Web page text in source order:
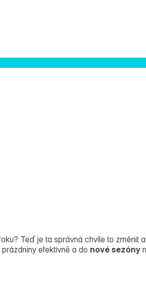
Teď je ta správná chvíle to změnit
efektivně a do nové sezóny